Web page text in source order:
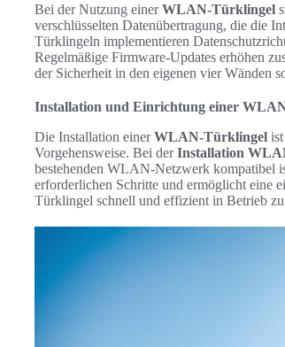
Bei der Nutzung einerWLAN-Türklingel
verschlüsselten Datenübertragung, die die
Türklingeln implementieren
Regelmäßige Firmware-Updates erhöhen
der Sicherheit in den eigenen vier Wänden
Installation und Einrichtung einer
Die Installation einerWLAN-Türklingel
Vorgehensweise. Bei derInstallation
bestehenden WLAN-Netzwerk kompatibel
erforderlichen Schritte und ermöglicht eine
Türklingel schnell und effizient in Betrieb zu